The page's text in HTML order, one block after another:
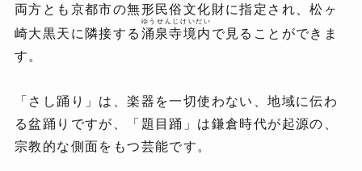
両方とも京都市の無形民俗文化財に指定され、松ヶ
崎大黒天に隣接する 涌泉寺境内
ゆうせんじけいだい
で見ることができま
す。
「さし踊り」は、楽器を一切使わない、地域に伝わ
る盆踊りですが、「題目踊」は鎌倉時代が起源の、
宗教的な側面をもつ芸能です。